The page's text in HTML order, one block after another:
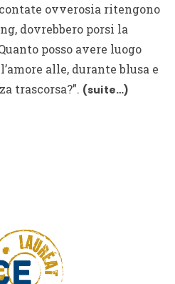
ovverosia ritengono
dovrebbero porsi la
posso avere luogo
alle, durante blusa e
trascorsa?”. (suite…)